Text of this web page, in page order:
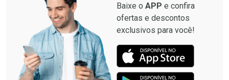
Baixe o APP e confira
ofertas e descontos
exclusivos para você!